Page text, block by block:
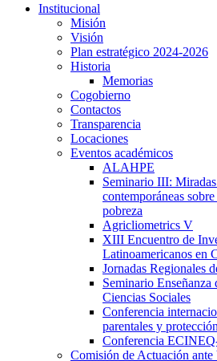
Institucional
Misión
Visión
Plan estratégico 2024-2026
Historia
Memorias
Cogobierno
Contactos
Transparencia
Locaciones
Eventos académicos
ALAHPE
Seminario III:
contemporáneas
pobreza
Agricliometrics V
XIII Encuentro de
Latinoamericanos en
Jornadas Regionales
Seminario Enseñanza
Ciencias Sociales
Conferencia
parentales y
Conferencia
Comisión de Actuación